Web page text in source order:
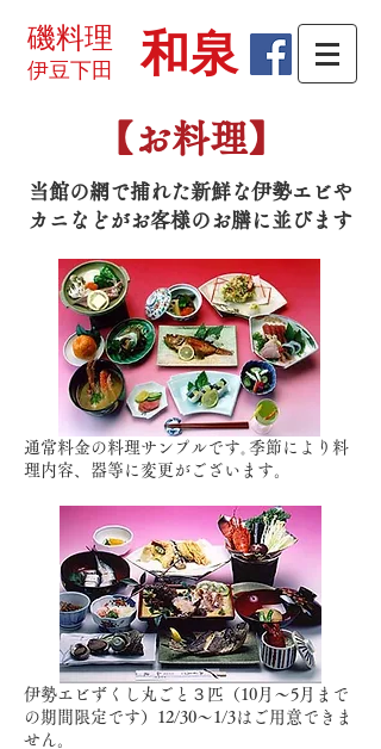
磯料理
伊豆下田 和泉
【お料理】
当館の網で捕れた新鮮な伊勢エビや
カニなどがお客様のお膳に並びます
通常料金の料理サンプルです｡季節により料
理内容、器等に変更がございます。
伊勢エビずくし丸ごと３匹（10月～5月まで
の期間限定です）12/30～1/3はご用意できま
せん。